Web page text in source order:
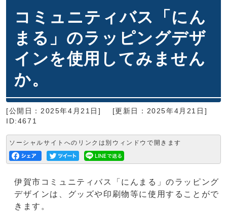
コミュニティバス「にん
まる」のラッピングデザ
インを使用してみません
か。
[公開日：2025年4月21日]
[更新日：2025年4月21日]
ID:4671
ソーシャルサイトへのリンクは別ウィンドウで開きます
伊賀市コミュニティバス「にんまる」のラッピング
デザインは、グッズや印刷物等に使用することがで
きます。